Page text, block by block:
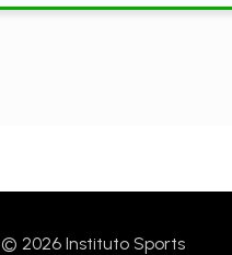
© 2026 Instituto Sports